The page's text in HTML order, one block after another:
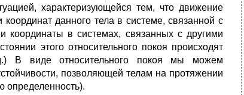
характеризующейся тем, что движение
данного тела в системе, связанной с
координаты в системах, связанных с другими
этого относительного покоя происходят
В виде относительного покоя мы можем
позволяющей телам на протяжении
определенность).